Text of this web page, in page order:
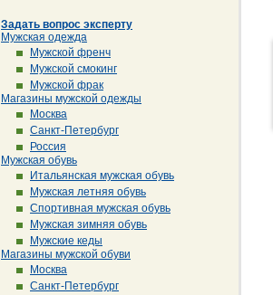
Задать вопрос эксперту
Мужская одежда
Мужской френч
Мужской смокинг
Мужской фрак
Магазины мужской одежды
Москва
Санкт-Петербург
Россия
Мужская обувь
Итальянская мужская обувь
Мужская летняя обувь
Спортивная мужская обувь
Мужская зимняя обувь
Мужские кеды
Магазины мужской обуви
Москва
Санкт-Петербург